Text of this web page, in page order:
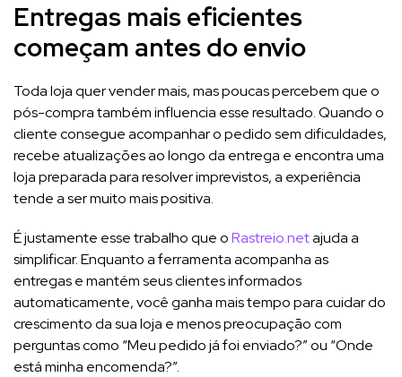
Entregas mais eficientes
começam antes do envio
Toda loja quer vender mais, mas poucas percebem que o
pós-compra também influencia esse resultado. Quando o
cliente consegue acompanhar o pedido sem dificuldades,
recebe atualizações ao longo da entrega e encontra uma
loja preparada para resolver imprevistos, a experiência
tende a ser muito mais positiva.
É justamente esse trabalho que oRastreio.netajuda a
simplificar. Enquanto a ferramenta acompanha as
entregas e mantém seus clientes informados
automaticamente, você ganha mais tempo para cuidar do
crescimento da sua loja e menos preocupação com
perguntas como “Meu pedido já foi enviado?” ou “Onde
está minha encomenda?”.